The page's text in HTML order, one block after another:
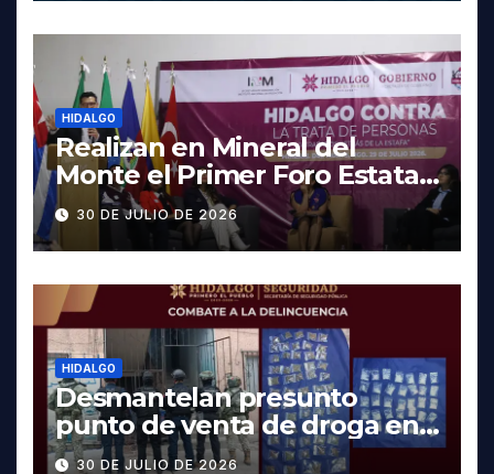
HIDALGO
Realizan en Mineral del
Monte el Primer Foro Estatal
contra la Trata de Personas
30 DE JULIO DE 2026
HIDALGO
Desmantelan presunto
punto de venta de droga en
Pachuca; hay dos detenidos
30 DE JULIO DE 2026